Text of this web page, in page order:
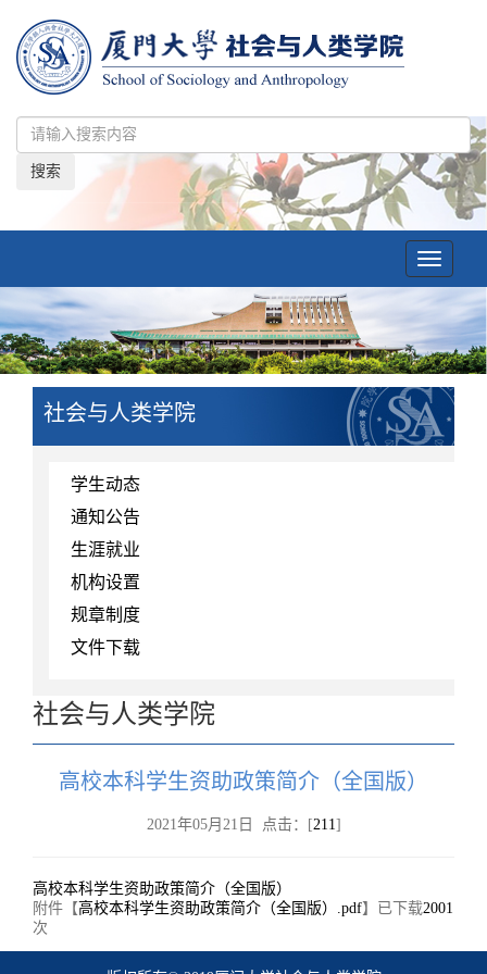
搜索
Toggle
社会与人类学院
学生动态
通知公告
生涯就业
机构设置
规章制度
文件下载
社会与人类学院
高校本科学生资助政策简介（全国版）
2021年05月21日 点击：[211]
高校本科学生资助政策简介（全国版）
附件【高校本科学生资助政策简介（全国版）.pdf】已下载2001
次